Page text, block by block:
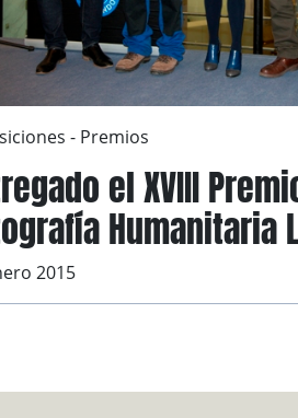
- Premios
el XVIII
Humanitaria
2015